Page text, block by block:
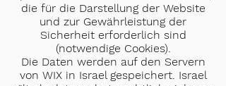
die für die Darstellung der Website
und zur Gewährleistung der
Sicherheit erforderlich sind
(notwendige Cookies).
Die Daten werden auf den Servern
von WIX in Israel gespeichert. Israel